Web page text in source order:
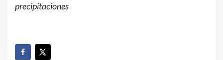
precipitaciones